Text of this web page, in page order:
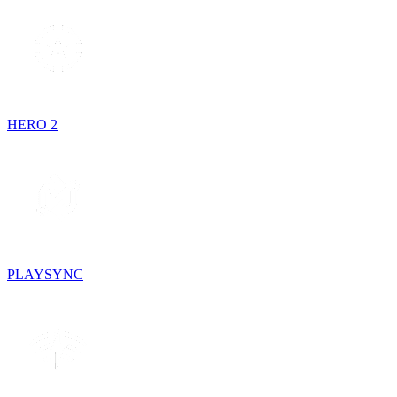
HERO 2
PLAYSYNC